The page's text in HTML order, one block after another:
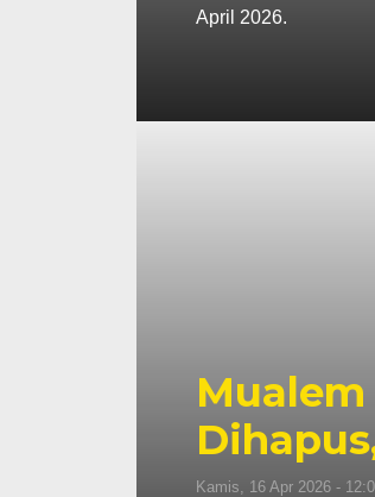
April 2026.
Kamis, 16 Apr 2026 -